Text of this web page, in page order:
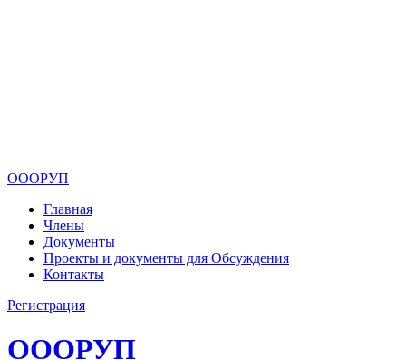
ОООРУП
Главная
Члены
Документы
Проекты и документы для Обсуждения
Контакты
Регистрация
ОООРУП